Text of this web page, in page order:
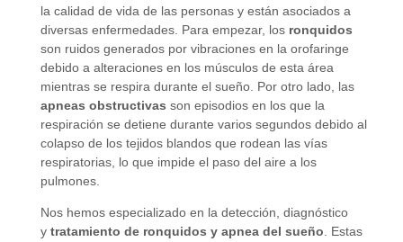
la calidad de vida de las personas y están asociados a
diversas enfermedades. Para empezar, los ronquidos
son ruidos generados por vibraciones en la orofaringe
debido a alteraciones en los músculos de esta área
mientras se respira durante el sueño. Por otro lado, las
apneas obstructivas son episodios en los que la
respiración se detiene durante varios segundos debido al
colapso de los tejidos blandos que rodean las vías
respiratorias, lo que impide el paso del aire a los
pulmones.
Nos hemos especializado en la detección, diagnóstico
y tratamiento de ronquidos y apnea del sueño . Estas